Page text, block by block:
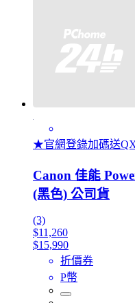
★官網登錄加碼送
Canon 佳能
(黑色) 公司貨
(3)
$11,260
$15,990
折價券
P幣